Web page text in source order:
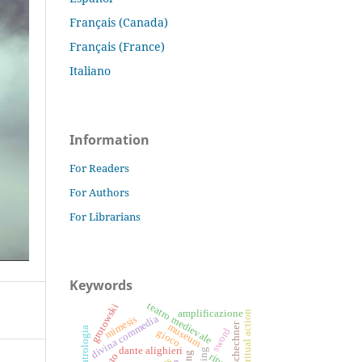
Français (Canada)
Français (France)
Italiano
Information
For Readers
For Authors
For Librarians
Keywords
dante alighieri
divina commediateatro medievale
amplificazione
schechner
grotowski sword ritual action
museum
gioco
mimesis